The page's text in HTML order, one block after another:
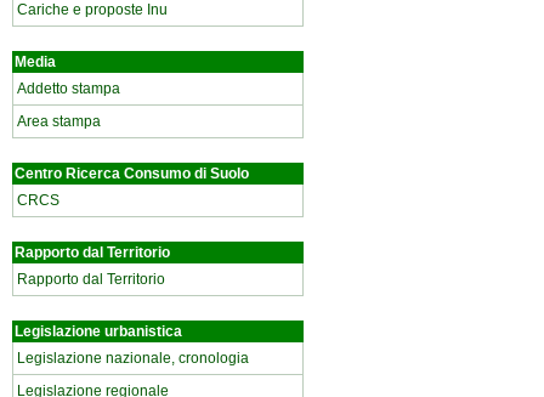
Cariche e proposte Inu
Media
Addetto stampa
Area stampa
Centro Ricerca Consumo di Suolo
CRCS
Rapporto dal Territorio
Rapporto dal Territorio
Legislazione urbanistica
Legislazione nazionale, cronologia
Legislazione regionale